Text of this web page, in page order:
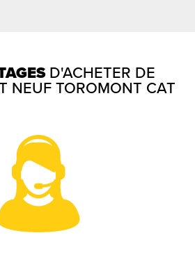
D'ACHETER DE
NEUF TOROMONT CAT